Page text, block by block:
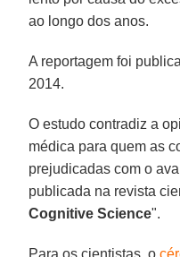
ao longo dos anos.
A reportagem foi
2014.
O estudo contradiz a
médica para quem as
prejudicadas com o
publicada na revista
Cognitive Science".
Para os cientistas, o